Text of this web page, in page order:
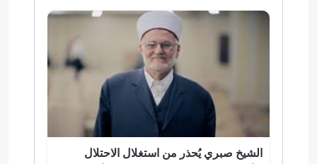
الشيخ صبري يُحذر من استغلال الاحتلال